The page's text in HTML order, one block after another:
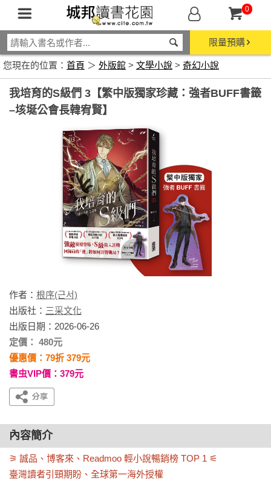
0
限量預購
您現在的位置： 首頁 ＞ 外版館 > 文學小說 > 奇幻小說
我培育的S級們 3【繁中版獨家珍藏：強者BUFF書籤
–垓埏公會長韓宥賢】
作者： 根序(근서)
出版社： 三采文化
出版日期：2026-06-26
定價： 480元
優惠價：79折 379元
書虫VIP價：379元
內容簡介
⚞ 誠品、博客來、Readmoo 輕小說暢銷榜 TOP 1 ⚟
臺灣讀者引頸期盼、全球第一海外授權